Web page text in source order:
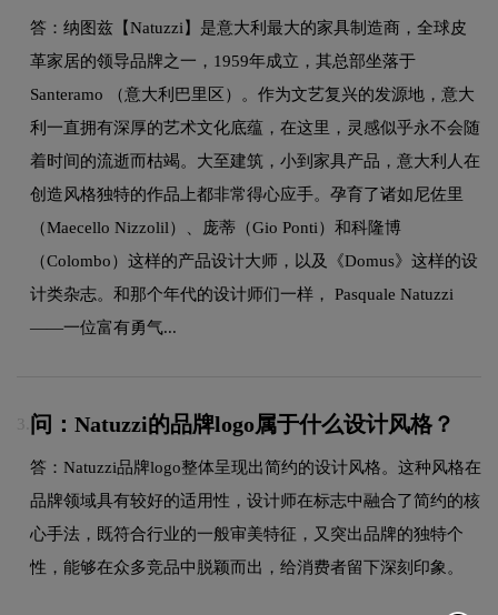
答：纳图兹【Natuzzi】是意大利最大的家具制造商，全球皮
革家居的领导品牌之一，1959年成立，其总部坐落于
Santeramo （意大利巴里区）。作为文艺复兴的发源地，意大
利一直拥有深厚的艺术文化底蕴，在这里，灵感似乎永不会随
着时间的流逝而枯竭。大至建筑，小到家具产品，意大利人在
创造风格独特的作品上都非常得心应手。孕育了诸如尼佐里
（Maecello Nizzolil）、庞蒂（Gio Ponti）和科隆博
（Colombo）这样的产品设计大师，以及《Domus》这样的设
计类杂志。和那个年代的设计师们一样， Pasquale Natuzzi
——一位富有勇气...
3. 问：Natuzzi的品牌logo属于什么设计风格？
答：Natuzzi品牌logo整体呈现出简约的设计风格。这种风格在
品牌领域具有较好的适用性，设计师在标志中融合了简约的核
心手法，既符合行业的一般审美特征，又突出品牌的独特个
性，能够在众多竞品中脱颖而出，给消费者留下深刻印象。